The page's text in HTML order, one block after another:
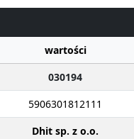
wartości
030194
5906301812111
Dhit sp. z o.o.